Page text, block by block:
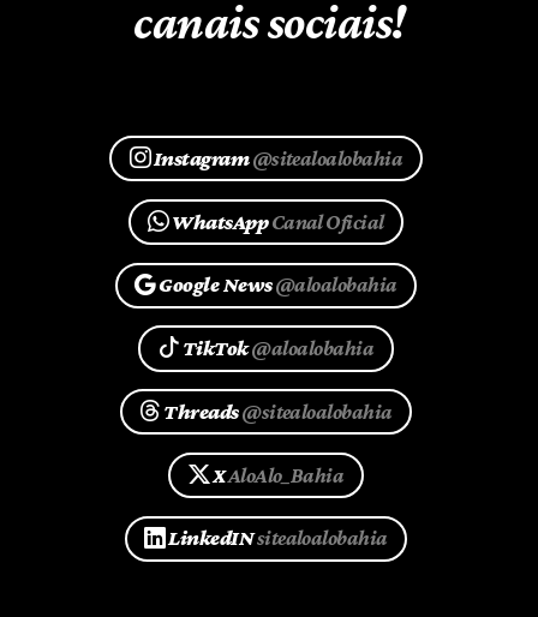
canais sociais!
Instagram@sitealoalobahia
WhatsAppCanal Oficial
Google News@aloalobahia
TikTok@aloalobahia
Threads@sitealoalobahia
XAloAlo_Bahia
LinkedINsitealoalobahia